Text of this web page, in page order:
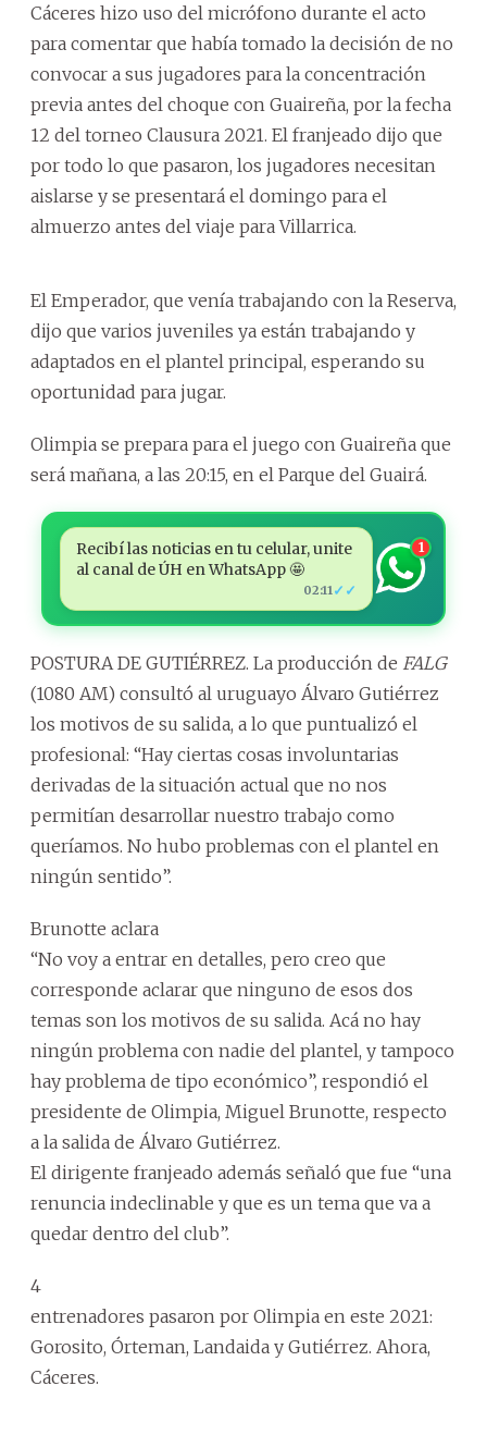
Cáceres hizo uso del micrófono durante el acto
para comentar que había tomado la decisión de no
convocar a sus jugadores para la concentración
previa antes del choque con Guaireña, por la fecha
12 del torneo Clausura 2021. El franjeado dijo que
por todo lo que pasaron, los jugadores necesitan
aislarse y se presentará el domingo para el
almuerzo antes del viaje para Villarrica.
El Emperador, que venía trabajando con la Reserva,
dijo que varios juveniles ya están trabajando y
adaptados en el plantel principal, esperando su
oportunidad para jugar.
Olimpia se prepara para el juego con Guaireña que
será mañana, a las 20:15, en el Parque del Guairá.
Recibí las noticias en tu celular, unite
al canal de ÚH en WhatsApp 🤩
02:11 ✓✓
1
POSTURA DE GUTIÉRREZ. La producción de FALG
(1080 AM) consultó al uruguayo Álvaro Gutiérrez
los motivos de su salida, a lo que puntualizó el
profesional: “Hay ciertas cosas involuntarias
derivadas de la situación actual que no nos
permitían desarrollar nuestro trabajo como
queríamos. No hubo problemas con el plantel en
ningún sentido”.
Brunotte aclara
“No voy a entrar en detalles, pero creo que
corresponde aclarar que ninguno de esos dos
temas son los motivos de su salida. Acá no hay
ningún problema con nadie del plantel, y tampoco
hay problema de tipo económico”, respondió el
presidente de Olimpia, Miguel Brunotte, respecto
a la salida de Álvaro Gutiérrez.
El dirigente franjeado además señaló que fue “una
renuncia indeclinable y que es un tema que va a
quedar dentro del club”.
4
entrenadores pasaron por Olimpia en este 2021:
Gorosito, Órteman, Landaida y Gutiérrez. Ahora,
Cáceres.